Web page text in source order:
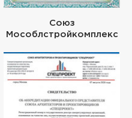
Союз
Мособлстройкомплекс